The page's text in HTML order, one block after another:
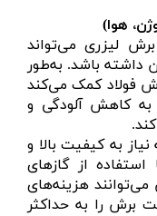
لیزری می‌تواند
داشته باشد. به‌طور
فولاد کمک می‌کند
به کاهش آلودگی و
به کیفیت بالا و
از گازهای
می‌توانند هزینه‌های
برش را به حداکثر